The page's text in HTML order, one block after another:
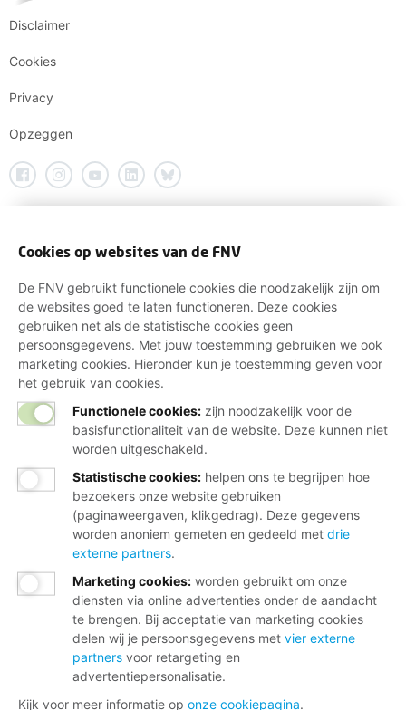
Disclaimer
Cookies
Privacy
Opzeggen
Cookies op websites van de FNV
De FNV gebruikt functionele cookies die noodzakelijk zijn om
de websites goed te laten functioneren. Deze cookies
gebruiken net als de statistische cookies geen
persoonsgegevens. Met jouw toestemming gebruiken we ook
marketing cookies. Hieronder kun je toestemming geven voor
het gebruik van cookies.
Functionele cookies: zijn noodzakelijk voor de
basisfunctionaliteit van de website. Deze kunnen niet
worden uitgeschakeld.
Statistische cookies: helpen ons te begrijpen hoe
bezoekers onze website gebruiken
(paginaweergaven, klikgedrag). Deze gegevens
worden anoniem gemeten en gedeeld met drie
externe partners.
Marketing cookies: worden gebruikt om onze
diensten via online advertenties onder de aandacht
te brengen. Bij acceptatie van marketing cookies
delen wij je persoonsgegevens met vier externe
partners voor retargeting en
advertentiepersonalisatie.
Kijk voor meer informatie op onze cookiepagina.